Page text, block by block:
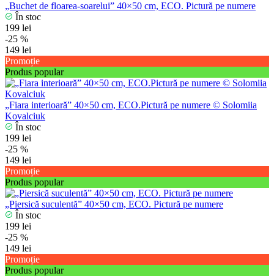
„Buchet de floarea-soarelui” 40×50 cm, ECO. Pictură pe numere
În stoc
199 lei
-25 %
149 lei
Promoție
Produs popular
„Fiara interioară” 40×50 cm, ECO.Pictură pe numere © Solomiia
Kovalciuk
În stoc
199 lei
-25 %
149 lei
Promoție
Produs popular
„Piersică suculentă” 40×50 cm, ECO. Pictură pe numere
În stoc
199 lei
-25 %
149 lei
Promoție
Produs popular